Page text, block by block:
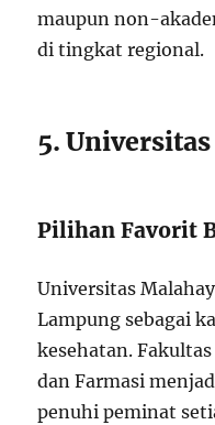
maupun non-
di tingkat regional.
5.
Pilihan Favorit
Universitas
Lampung sebagai
kesehatan.
dan Farmasi
penuhi peminat